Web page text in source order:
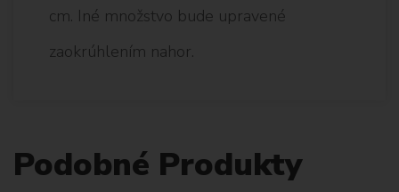
cm. Iné množstvo bude upravené
zaokrúhlením nahor.
Podobné Produkty